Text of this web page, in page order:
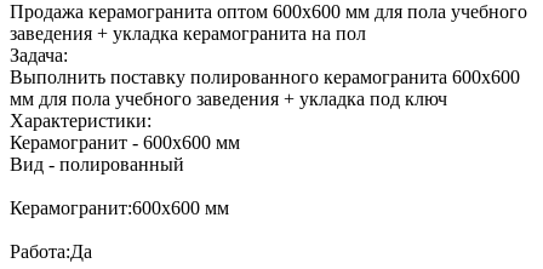
Продажа керамогранита оптом 600х600 мм для пола учебного
заведения + укладка керамогранита на пол
Задача:
Выполнить поставку полированного керамогранита 600х600
мм для пола учебного заведения + укладка под ключ
Характеристики:
Керамогранит - 600х600 мм
Вид - полированный
Керамогранит:600х600 мм
Работа:Да